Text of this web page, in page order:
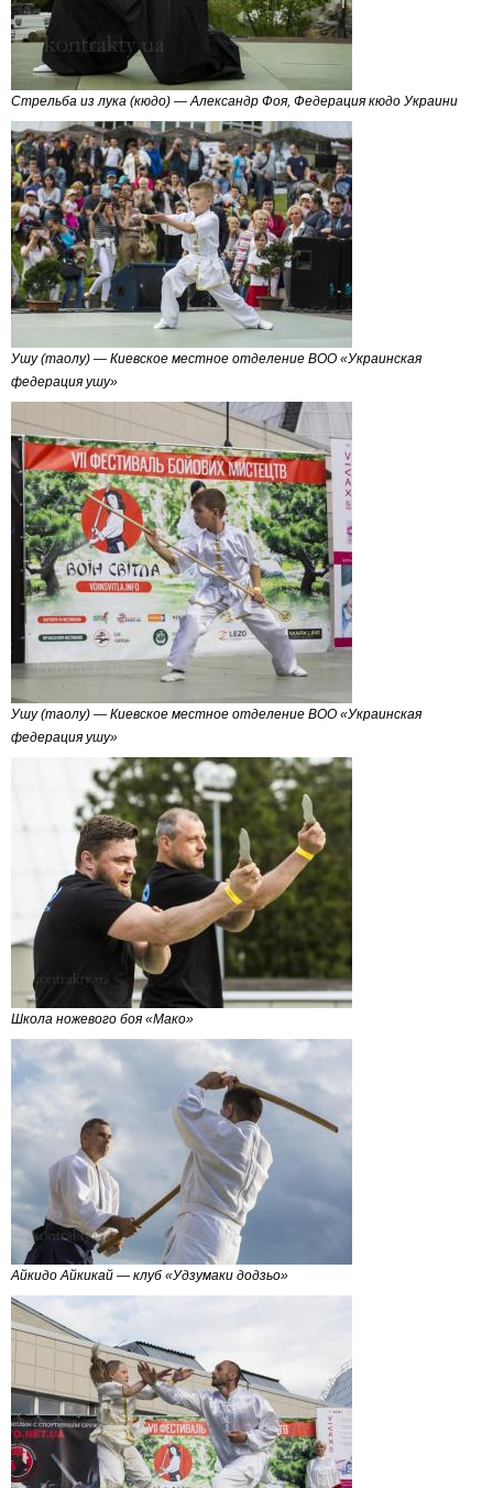
Стрельба из лука (кюдо) — Александр Фоя, Федерация кюдо Украини
Ушу (таолу) — Киевское местное отделение ВОО «Украинская
федерация ушу»
Ушу (таолу) — Киевское местное отделение ВОО «Украинская
федерация ушу»
Школа ножевого боя «Мако»
Айкидо Айкикай — клуб «Удзумаки додзьо»